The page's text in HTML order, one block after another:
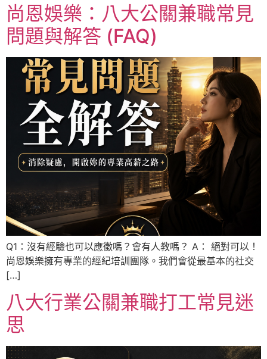
尚恩娛樂：八大公關兼職常見
問題與解答 (FAQ)
Q1：沒有經驗也可以應徵嗎？會有人教嗎？ A： 絕對可以！
尚恩娛樂擁有專業的經紀培訓團隊。我們會從最基本的社交
[…]
八大行業公關兼職打工常見迷
思